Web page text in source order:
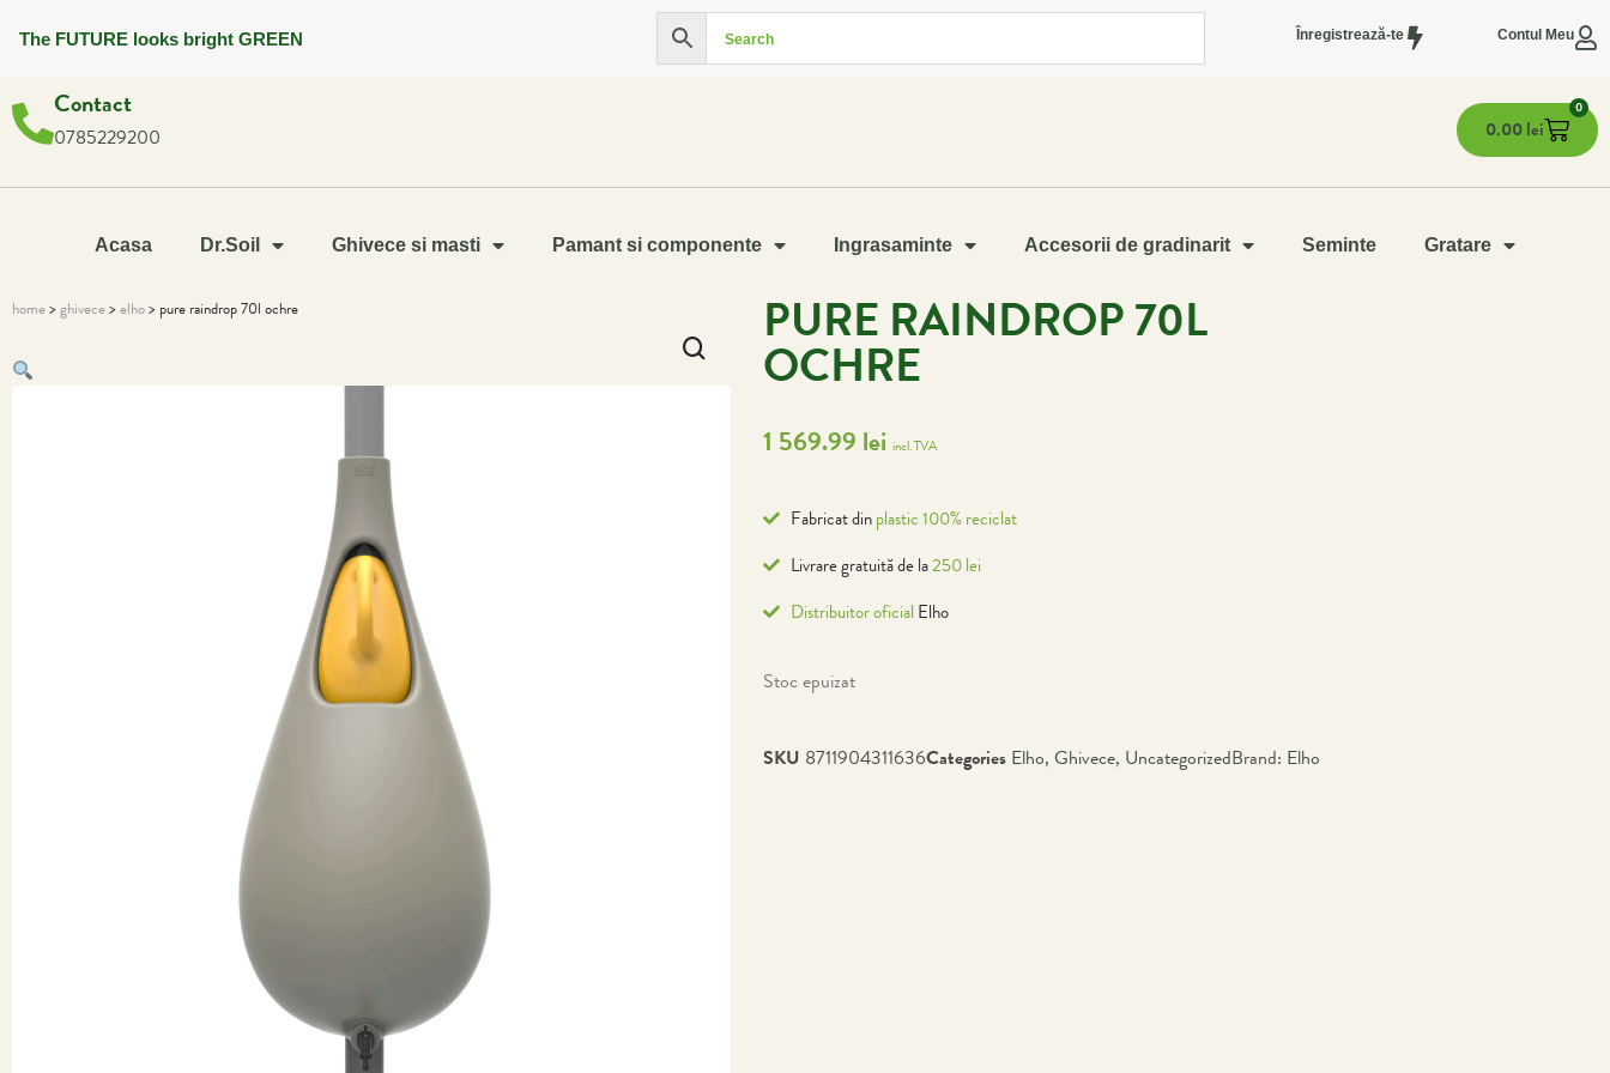
The FUTURE looks bright GREEN Înregistrează-te Contul Meu
Contact
0785229200 0.00lei
0
Acasa Dr.Soil Ghivece si masti Pamant si componente Ingrasaminte Accesorii de gradinarit Seminte Gratare
home>ghivece>elho> pure raindrop 70l ochre PURE RAINDROP 70L
OCHRE
1 569.99 lei incl. TVA
Fabricat dinplastic 100% reciclat
Livrare gratuită de la250 lei
Distribuitor oficial Elho
Stoc epuizat
SKU 8711904311636Categories Elho, Ghivece, UncategorizedBrand: Elho